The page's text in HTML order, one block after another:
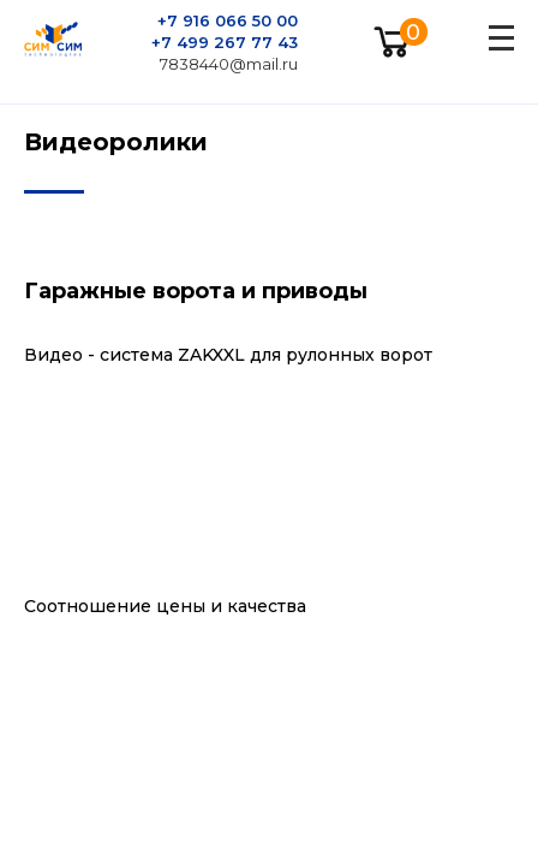
+7 916 066 50 00
+7 499 267 77 43
7838440@mail.ru
0
Видеоролики
Гаражные ворота и приводы
Видео - система ZAKXXL для рулонных ворот
Соотношение цены и качества